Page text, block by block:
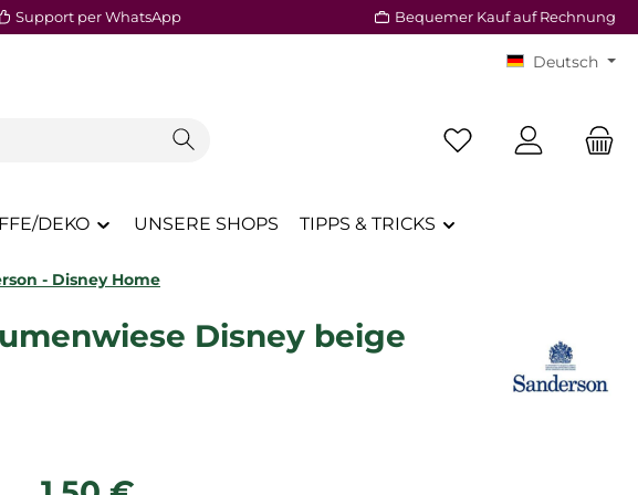
Support per WhatsApp Bequemer Kauf auf Rechnung
Deutsch
Du hast 0 Produkte
DEKO UNSERE SHOPS TIPPS & TRICKS
- Disney Home
Disney beige
Regulärer Preis: